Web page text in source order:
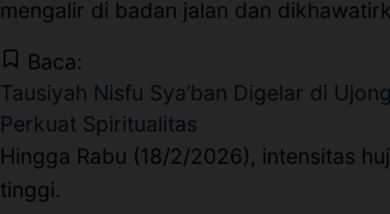
Statistik
Surat Masuk
Baca Surat
mengalir di badan jalan dan
Baca:
Tausiyah Nisfu Sya’ban Digelar di
Perkuat Spiritualitas
Hingga Rabu (18/2/2026), intensitas
tinggi.